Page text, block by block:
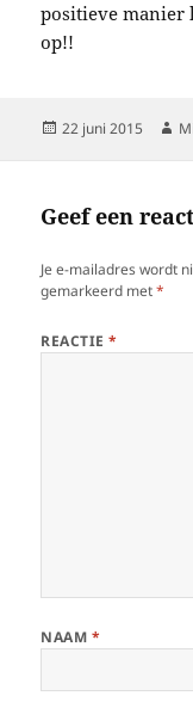
positieve manier
op!!
Geplaatst
22 juni 2015
Geef een
Je e-mailadres wordt
gemarkeerd met*
REACTIE*
NAAM *